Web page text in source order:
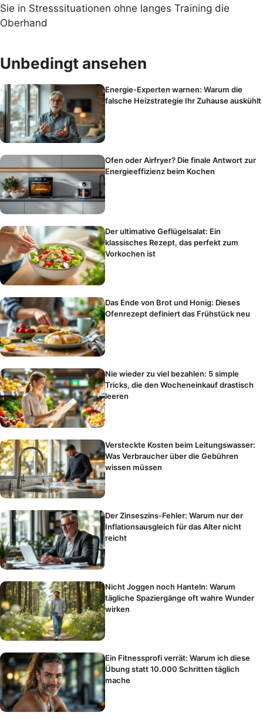
Sie in Stresssituationen ohne langes Training die
Oberhand
Unbedingt ansehen
Energie-Experten warnen: Warum die
falsche Heizstrategie Ihr Zuhause auskühlt
Ofen oder Airfryer? Die finale Antwort zur
Energieeffizienz beim Kochen
Der ultimative Geflügelsalat: Ein
klassisches Rezept, das perfekt zum
Vorkochen ist
Das Ende von Brot und Honig: Dieses
Ofenrezept definiert das Frühstück neu
Nie wieder zu viel bezahlen: 5 simple
Tricks, die den Wocheneinkauf drastisch
leeren
Versteckte Kosten beim Leitungswasser:
Was Verbraucher über die Gebühren
wissen müssen
Der Zinseszins-Fehler: Warum nur der
Inflationsausgleich für das Alter nicht
reicht
Nicht Joggen noch Hanteln: Warum
tägliche Spaziergänge oft wahre Wunder
wirken
Ein Fitnessprofi verrät: Warum ich diese
Übung statt 10.000 Schritten täglich
mache